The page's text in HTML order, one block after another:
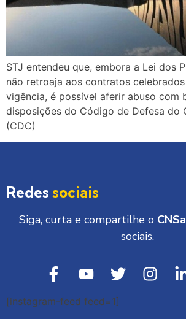
STJ entendeu que, embora a Lei dos
não retroaja aos contratos
vigência, é possível aferir abuso com
disposições do Código de Defesa do
(CDC)
Redes sociais
Siga, curta e compartilhe o
sociais.
[instagram-feed feed=1]